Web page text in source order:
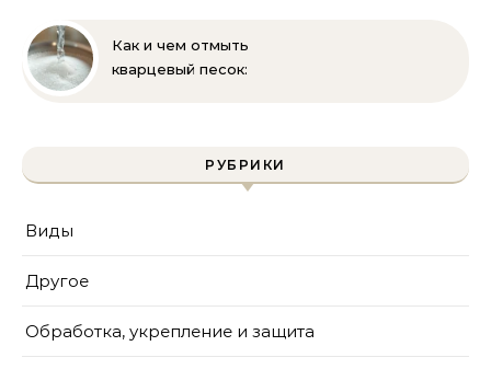
Как и чем отмыть
кварцевый песок:
РУБРИКИ
Виды
Другое
Обработка, укрепление и защита